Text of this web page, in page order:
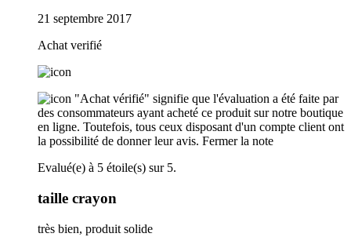
21 septembre 2017
Achat verifié
"Achat vérifié" signifie que l'évaluation a été faite par
des consommateurs ayant acheté ce produit sur notre boutique
en ligne. Toutefois, tous ceux disposant d'un compte client ont
la possibilité de donner leur avis. Fermer la note
Evalué(e) à 5 étoile(s) sur 5.
taille crayon
très bien, produit solide